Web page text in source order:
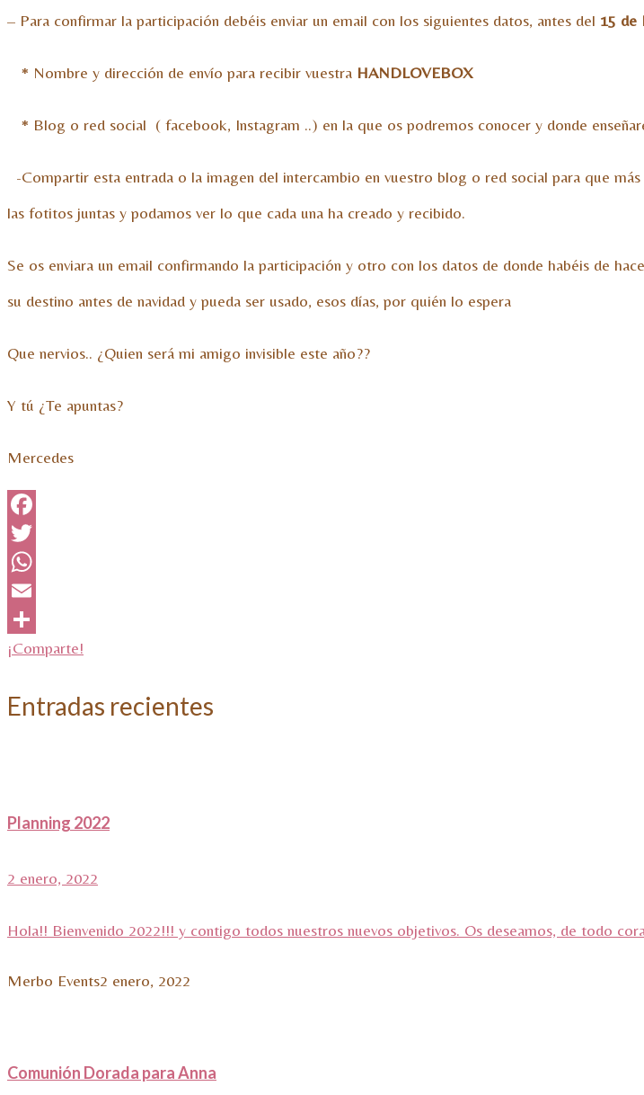
– Para confirmar la participación debéis enviar un email con los siguientes datos, antes del 15 de
* Nombre y dirección de envío para recibir vuestra HANDLOVEBOX
* Blog o red social ( facebook, Instagram ..) en la que os podremos conocer y donde
-Compartir esta entrada o la imagen del intercambio en vuestro blog o red social para que
las fotitos juntas y podamos ver lo que cada una ha creado y recibido.
Se os enviara un email confirmando la participación y otro con los datos de donde habéis de
su destino antes de navidad y pueda ser usado, esos días, por quién lo espera
Que nervios.. ¿Quien será mi amigo invisible este año??
Y tú ¿Te apuntas?
Mercedes
Facebook
Twitter
WhatsApp
Email
¡Comparte!
Entradas recientes
Planning 2022
2 enero, 2022
Hola!! Bienvenido 2022!!! y contigo todos nuestros nuevos objetivos. Os deseamos, de todo
Merbo Events2 enero, 2022
Comunión Dorada para Anna